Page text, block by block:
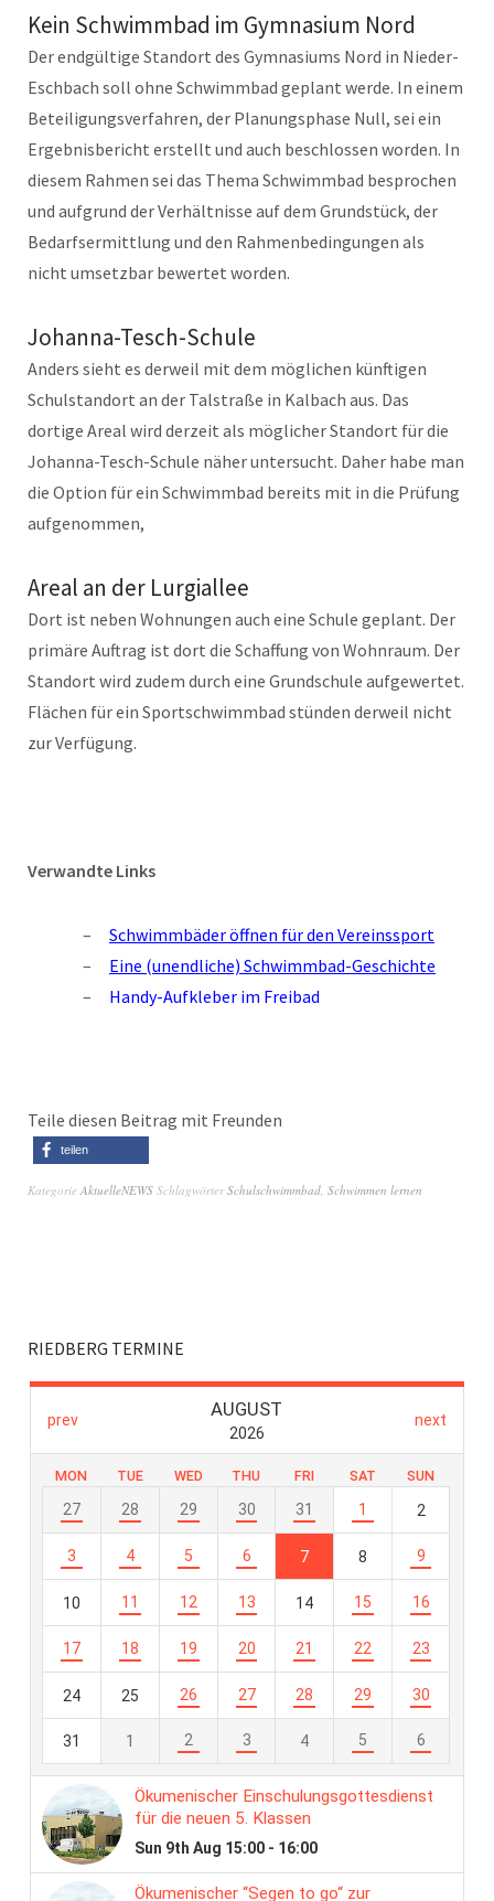
Kein Schwimmbad im Gymnasium Nord
Der endgültige Standort des Gymnasiums Nord in Nieder-
Eschbach soll ohne Schwimmbad geplant werde. In einem
Beteiligungsverfahren, der Planungsphase Null, sei ein
Ergebnisbericht erstellt und auch beschlossen worden. In
diesem Rahmen sei das Thema Schwimmbad besprochen
und aufgrund der Verhältnisse auf dem Grundstück, der
Bedarfsermittlung und den Rahmenbedingungen als
nicht umsetzbar bewertet worden.
Johanna-Tesch-Schule
Anders sieht es derweil mit dem möglichen künftigen
Schulstandort an der Talstraße in Kalbach aus. Das
dortige Areal wird derzeit als möglicher Standort für die
Johanna-Tesch-Schule näher untersucht. Daher habe man
die Option für ein Schwimmbad bereits mit in die Prüfung
aufgenommen,
Areal an der Lurgiallee
Dort ist neben Wohnungen auch eine Schule geplant. Der
primäre Auftrag ist dort die Schaffung von Wohnraum. Der
Standort wird zudem durch eine Grundschule aufgewertet.
Flächen für ein Sportschwimmbad stünden derweil nicht
zur Verfügung.
Verwandte Links
Schwimmbäder öffnen für den Vereinssport
Eine (unendliche) Schwimmbad-Geschichte
Handy-Aufkleber im Freibad
Teile diesen Beitrag mit Freunden
teilen
Kategorie AktuelleNEWS SchlagwörterSchulschwimmbad, Schwimmen lernen
RIEDBERG TERMINE